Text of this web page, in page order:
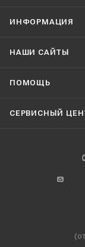
ИНФОРМАЦИЯ
НАШИ CАЙТЫ
ПОМОЩЬ
СЕРВИСНЫЙ